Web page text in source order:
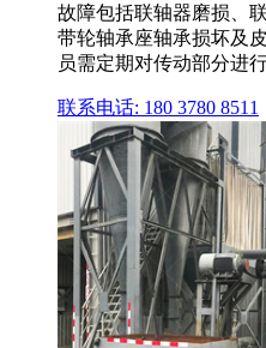
故障包括联轴器磨损、
带轮轴承座轴承损坏及
员需定期对传动部分进
联系电话: 180 3780 8511